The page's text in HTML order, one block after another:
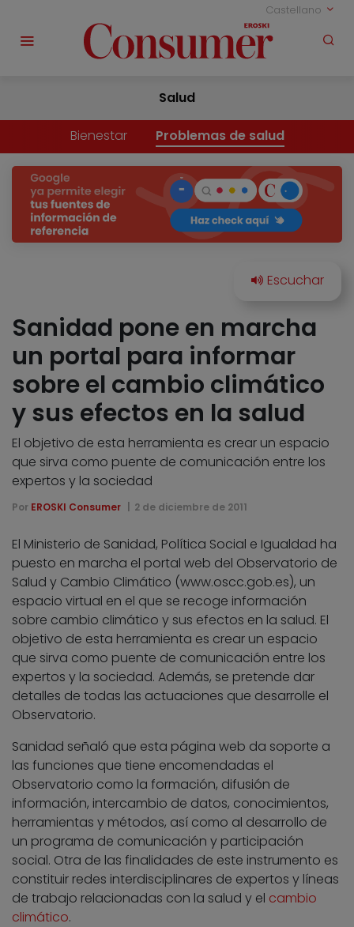
Castellano
Salud
Bienestar Problemas de salud
Sanidad pone en marcha
un portal para informar
sobre el cambio climático
y sus efectos en la salud
El objetivo de esta herramienta es crear un espacio
que sirva como puente de comunicación entre los
expertos y la sociedad
Por EROSKI Consumer 2 de diciembre de 2011
El Ministerio de Sanidad, Política Social e Igualdad ha
puesto en marcha el portal web del Observatorio de
Salud y Cambio Climático (www.oscc.gob.es), un
espacio virtual en el que se recoge información
sobre cambio climático y sus efectos en la salud. El
objetivo de esta herramienta es crear un espacio
que sirva como puente de comunicación entre los
expertos y la sociedad. Además, se pretende dar
detalles de todas las actuaciones que desarrolle el
Observatorio.
Sanidad señaló que esta página web da soporte a
las funciones que tiene encomendadas el
Observatorio como la formación, difusión de
información, intercambio de datos, conocimientos,
herramientas y métodos, así como al desarrollo de
un programa de comunicación y participación
social. Otra de las finalidades de este instrumento es
constituir redes interdisciplinares de expertos y líneas
de trabajo relacionadas con la salud y el cambio
climático.